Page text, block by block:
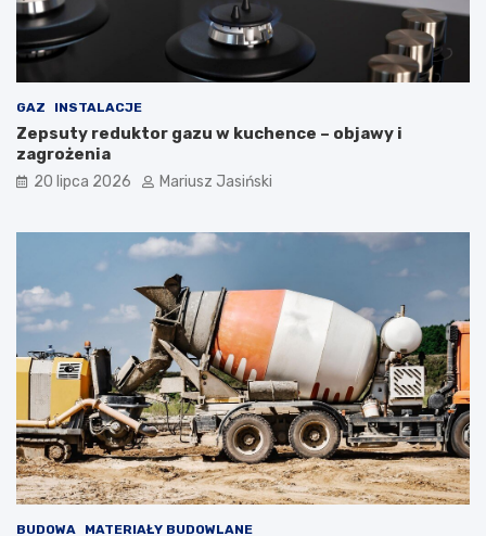
GAZ INSTALACJE
Zepsuty reduktor gazu w kuchence – objawy i
zagrożenia
20 lipca 2026 Mariusz Jasiński
BUDOWA MATERIAŁY BUDOWLANE